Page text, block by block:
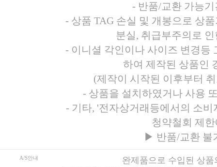
- 반품/교환 가능
- 상품 TAG 손실 및 개봉으로 상
분실, 취급부주의로
- 이니셜 각인이나 사이즈 변경등
하여 제작된 상품인
(제작이 시작된 이후부터
- 상품을 설치하였거나 사용
- 기타, '전자상거래등에서의 소
청약철회 제
▶ 반품/교환 불
A/S안내
완제품으로 수입된 상